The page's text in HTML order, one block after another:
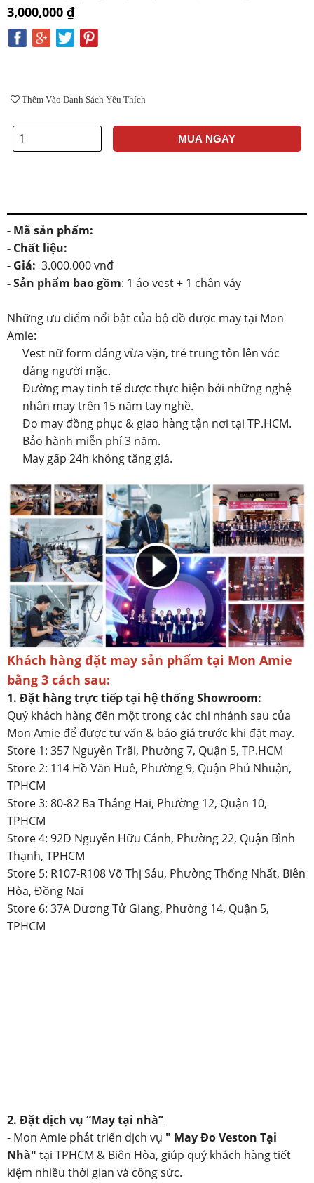
3,000,000 ₫
Thêm Vào Danh Sách Yêu Thích
MUA NGAY
- Mã sản phẩm:
- Chất liệu:
- Giá: 3.000.000 vnđ
-Sản phẩm bao gồm: 1 áo vest + 1 chân váy
Những ưu điểm nổi bật của bộ đồ được may tại Mon
Amie:
Vest nữ form dáng vừa vặn, trẻ trung tôn lên vóc
dáng người mặc.
Đường may tinh tế được thực hiện bởi những nghệ
nhân may trên 15 năm tay nghề.
Đo may đồng phục & giao hàng tận nơi tại TP.HCM.
Bảo hành miễn phí 3 năm.
May gấp 24h không tăng giá.
Khách hàng đặt may sản phẩm tại Mon Amie
bằng 3 cách sau:
1. Đặt hàng trực tiếp tại hệ thống Showroom:
Quý khách hàng đến một trong các chi nhánh sau của
Mon Amie để được tư vấn & báo giá trước khi đặt may.
Store 1: 357 Nguyễn Trãi, Phường 7, Quận 5, TP.HCM
Store 2: 114 Hồ Văn Huê, Phường 9, Quận Phú Nhuận,
TPHCM
Store 3: 80-82 Ba Tháng Hai, Phường 12, Quận 10,
TPHCM
Store 4: 92D Nguyễn Hữu Cảnh, Phường 22, Quận Bình
Thạnh, TPHCM
Store 5: R107-R108 Võ Thị Sáu, Phường Thống Nhất, Biên
Hòa, Đồng Nai
Store 6: 37A Dương Tử Giang, Phường 14, Quận 5,
TPHCM
2. Đặt dịch vụ “May tại nhà”
- Mon Amie phát triển dịch vụ " May Đo Veston Tại
Nhà" tại TPHCM & Biên Hòa, giúp quý khách hàng tiết
kiệm nhiều thời gian và công sức.